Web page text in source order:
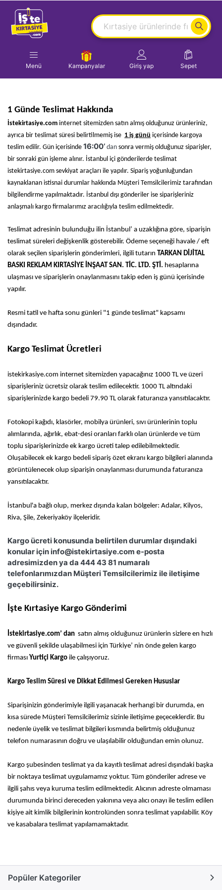
Menü Kampanyalar Giriş yap Sepet
1 Günde Teslimat Hakkında
İstekirtasiye.com internet sitemizden satın almış olduğunuz ürünleriniz,
ayrıca bir teslimat süresi belirtilmemiş ise 1 iş günü içerisinde kargoya
teslim edilir. Gün içerisinde 16:00’ dan sonra vermiş olduğunuz siparişler,
bir sonraki gün işleme alınır. İstanbul içi gönderilerde teslimat
istekirtasiye.com sevkiyat araçları ile yapılır. Sipariş yoğunluğundan
kaynaklanan istisnai durumlar hakkında Müşteri Temsilcilerimiz tarafından
bilgilendirme yapılmaktadır. İstanbul dışı gönderiler ise siparişleriniz
anlaşmalı kargo firmalarımız aracılığıyla teslim edilmektedir.
Teslimat adresinin bulunduğu ilin İstanbul’ a uzaklığına göre, siparişin
teslimat süreleri değişkenlik gösterebilir. Ödeme seçeneği havale / eft
olarak seçilen siparişlerin gönderimleri, ilgili tutarın TARKAN DİJİTAL
BASKI REKLAM KIRTASİYE İNŞAAT SAN. TİC. LTD. ŞTİ. hesaplarına
ulaşması ve siparişlerin onaylanmasını takip eden iş günü içerisinde
yapılır.
Resmi tatil ve hafta sonu günleri "1 günde teslimat" kapsamı
dışındadır.
Kargo Teslimat Ücretleri
istekirkasiye.com internet sitemizden yapacağınız 1000 TL ve üzeri
siparişleriniz ücretsiz olarak teslim edilecektir. 1000 TL altındaki
siparişlerinizde kargo bedeli 79.90 TL olarak faturanıza yansıtılacaktır.
Fotokopi kağıdı, klasörler, mobilya ürünleri, sıvı ürünlerinin toplu
alımlarında, ağırlık, ebat-desi oranları farklı olan ürünlerde ve tüm
toplu siparişlerinizde ek kargo ücreti talep edilebilmektedir.
Oluşabilecek ek kargo bedeli sipariş özet ekranı kargo bilgileri alanında
görüntülenecek olup siparişin onaylanması durumunda faturanıza
yansıtılacaktır.
İstanbul'a bağlı olup, merkez dışında kalan bölgeler: Adalar, Kilyos,
Riva, Şile, Zekeriyaköy ilçeleridir.
Kargo ücreti konusunda belirtilen durumlar dışındaki
konular için info@istekirtasiye.com e-posta
adresimizden ya da 444 43 81 numaralı
telefonlarımızdan Müşteri Temsilcilerimiz ile iletişime
geçebilirsiniz.
İşte Kırtasiye Kargo Gönderimi
İstekirtasiye.com’ dan satın almış olduğunuz ürünlerin sizlere en hızlı
ve güvenli şekilde ulaşabilmesi için Türkiye’ nin önde gelen kargo
firması Yurtiçi Kargo ile çalışıyoruz.
Kargo Teslim Süresi ve Dikkat Edilmesi Gereken Hususlar
Siparişinizin gönderimiyle ilgili yaşanacak herhangi bir durumda, en
kısa sürede Müşteri Temsilcilerimiz sizinle iletişime geçeceklerdir. Bu
nedenle üyelik ve teslimat bilgileri kısmında belirtmiş olduğunuz
telefon numarasının doğru ve ulaşılabilir olduğundan emin olunuz.
Kargo şubesinden teslimat ya da kayıtlı teslimat adresi dışındaki başka
bir noktaya teslimat uygulamamız yoktur. Tüm gönderiler adrese ve
ilgili şahıs veya kuruma teslim edilmektedir. Alıcının adreste olmaması
durumunda birinci dereceden yakınına veya alıcı onayı ile teslim edilen
kişiye ait kimlik bilgilerinin kontrolünden sonra teslimat yapılabilir. Köy
ve kasabalara teslimat yapılamamaktadır.
Popüler Kategoriler